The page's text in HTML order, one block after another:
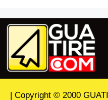
| Copyright © 2000